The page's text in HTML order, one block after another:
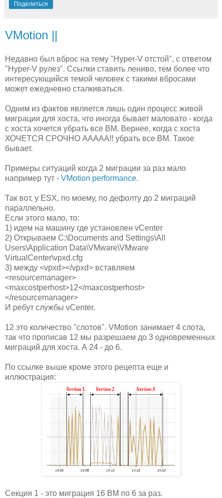
Поделиться
VMotion ||
Недавно был вброс на тему "Hyper-V отстой", с ответом
"Hyper-V рулез". Ссылки ставить лениво, тем более что
интересующийся темой человек с такими вбросами
может ежедневно сталкиваться.
Одним из фактов является лишь один процесс живой
миграции для хоста, что иногда бывает маловато - когда
с хоста хочется убрать все ВМ. Вернее, когда с хоста
ХОЧЕТСЯ СРОЧНО ААААА!! убрать все ВМ. Такое
бывает.
Примеры ситуаций когда 2 миграции за раз мало
например тут - VMotion performance.
Так вот, у ESX, по моему, по дефолту до 2 миграций
параллельно.
Если этого мало, то:
1) идем на машину где установлен vCenter
2) Открываем C:\Documents and Settings\All
Users\Application Data\VMware\VMware
VirtualCenter\vpxd.cfg
3) между <vpxd></vpxd> вставляем
<resourcemanager>
<maxcostperhost>12</maxcostperhost>
</resourcemanager>
И ребут службы vCenter.
12 это количество "слотов". VMotion занимает 4 слота,
так что прописав 12 мы разрешаем до 3 одновременных
миграций для хоста. А 24 - до 6.
По ссылке выше кроме этого рецепта еще и
иллюстрация:
Секция 1 - это миграция 16 ВМ по 6 за раз.